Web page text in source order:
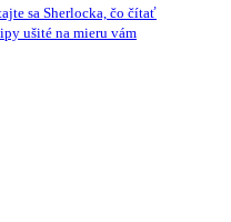
sa Sherlocka, čo čítať
ušité na mieru vám